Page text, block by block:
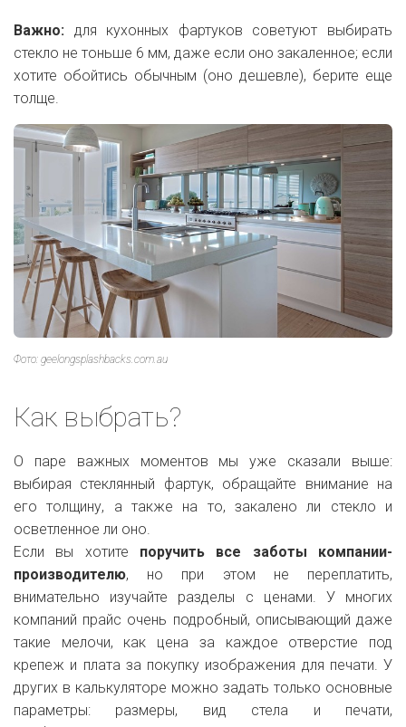
Важно: для кухонных фартуков советуют выбирать
стекло не тоньше 6 мм, даже если оно закаленное; если
хотите обойтись обычным (оно дешевле), берите еще
толще.
Фото: geelongsplashbacks.com.au
Как выбрать?
О паре важных моментов мы уже сказали выше:
выбирая стеклянный фартук, обращайте внимание на
его толщину, а также на то, закалено ли стекло и
осветленное ли оно.
Если вы хотите поручить все заботы компании-
производителю, но при этом не переплатить,
внимательно изучайте разделы с ценами. У многих
компаний прайс очень подробный, описывающий даже
такие мелочи, как цена за каждое отверстие под
крепеж и плата за покупку изображения для печати. У
других в калькуляторе можно задать только основные
параметры: размеры, вид стела и печати,